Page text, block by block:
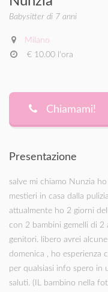
Babysitter di 7 anni
Milano
€ 10.00 l'ora
Chiamami!
Presentazione
salve mi chiamo Nunzia
mestieri in casa dalla
attualmente ho 2 giorni
con 2 bambini gemelli di 2
genitori. libero avrei
domenica , ho esperienza
per qualsiasi info spero in
saluti. (IL bambino nella